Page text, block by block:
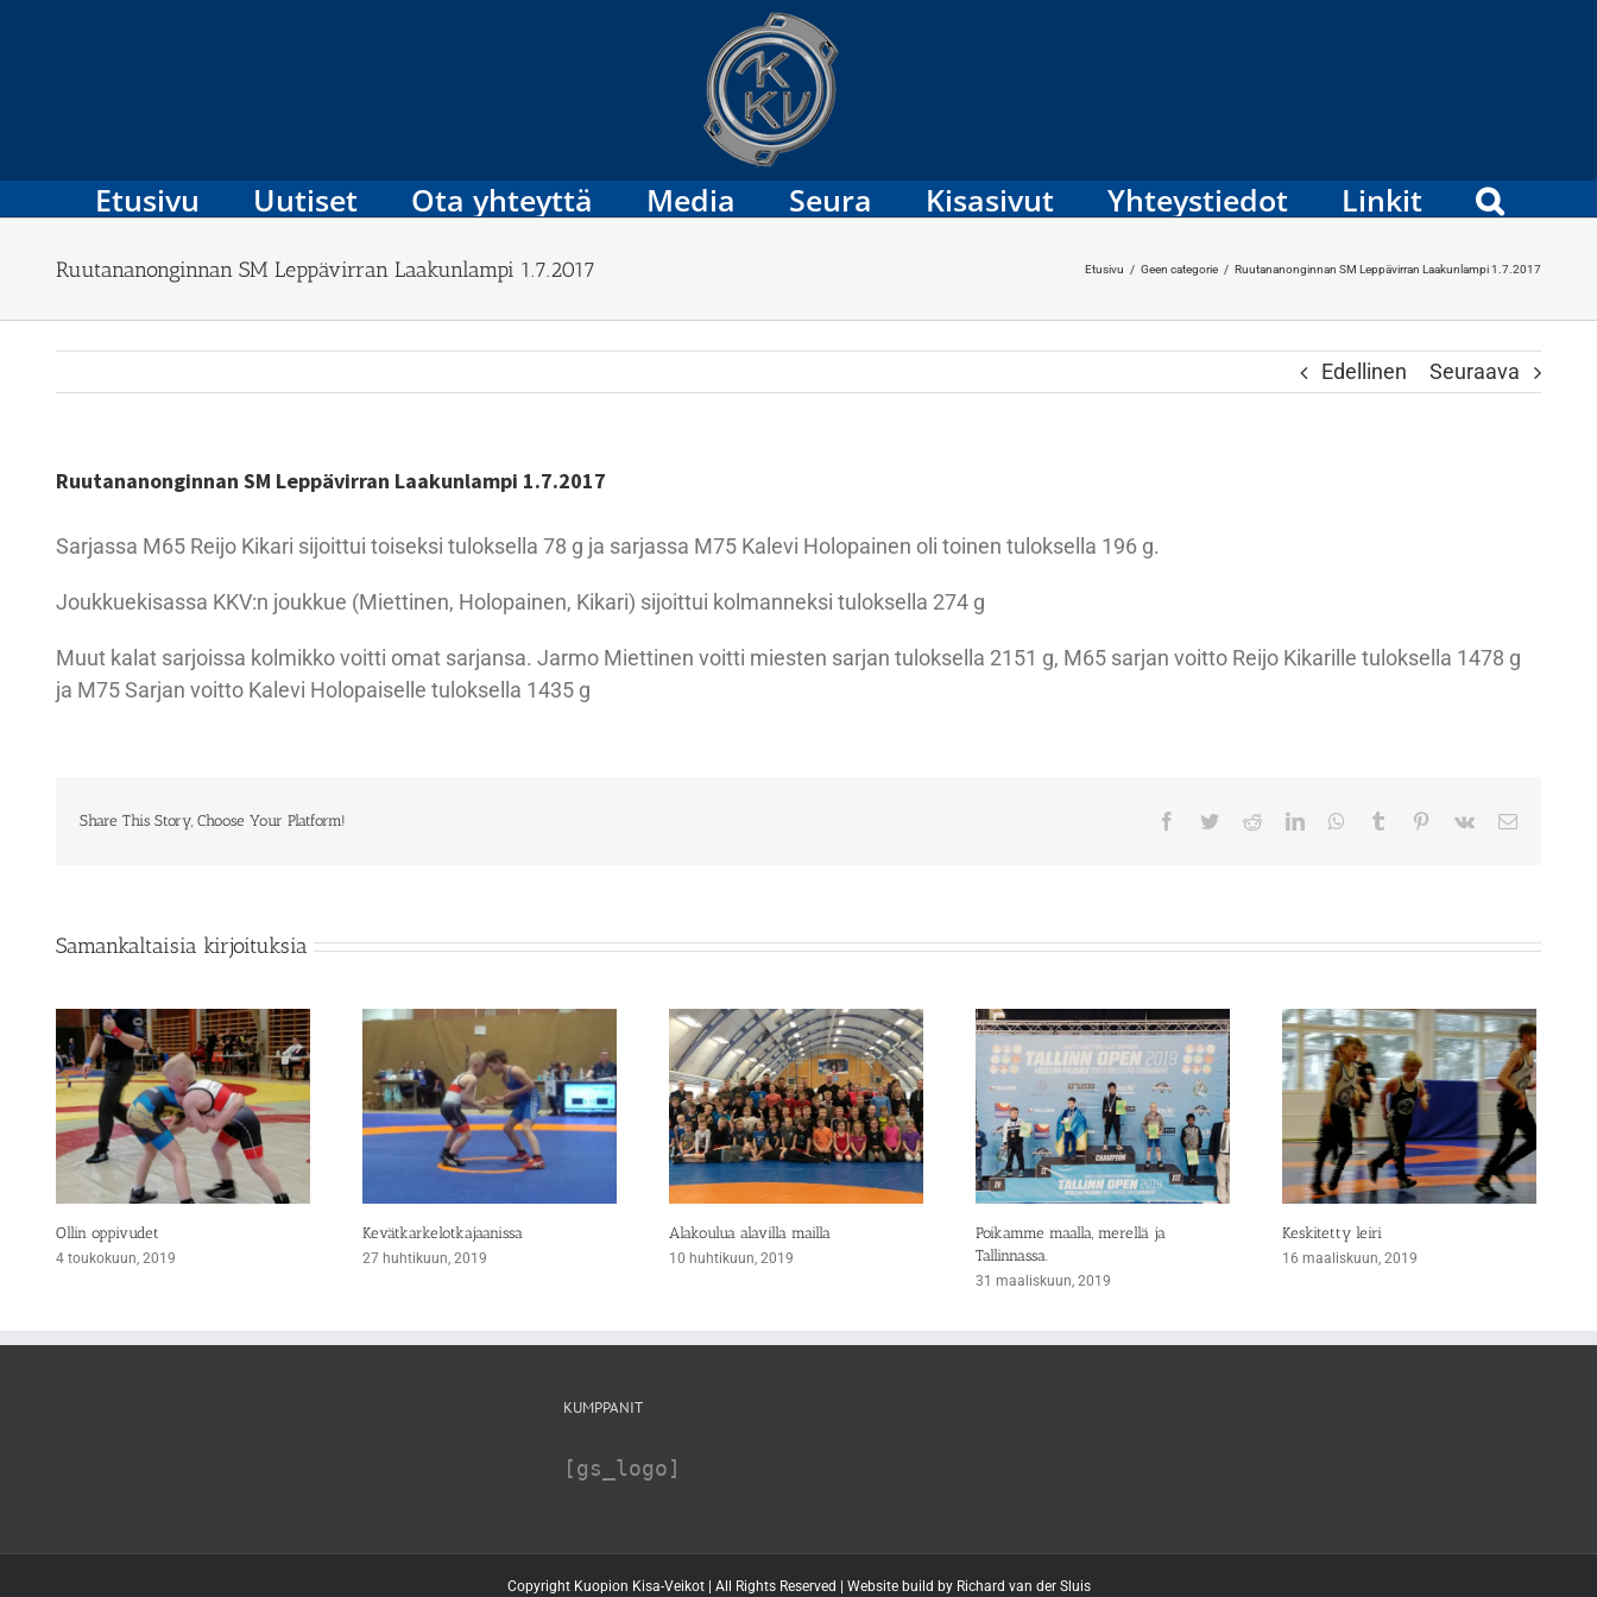
Etusivu Uutiset Ota yhteyttä Media Seura Kisasivut Yhteystiedot Linkit
Ruutananonginnan SM Leppävirran Laakunlampi 1.7.2017 Etusivu / Geen categorie / Ruutananonginnan SM Leppävirran Laakunlampi 1.7.2017
Edellinen Seuraava
Ruutananonginnan SM Leppävirran Laakunlampi 1.7.2017
Sarjassa M65 Reijo Kikari sijoittui toiseksi tuloksella 78 g ja sarjassa M75 Kalevi Holopainen oli toinen tuloksella 196 g.
Joukkuekisassa KKV:n joukkue (Miettinen, Holopainen, Kikari) sijoittui kolmanneksi tuloksella 274 g
Muut kalat sarjoissa kolmikko voitti omat sarjansa. Jarmo Miettinen voitti miesten sarjan tuloksella 2151 g, M65 sarjan voitto Reijo Kikarille tuloksella 1478 g
ja M75 Sarjan voitto Kalevi Holopaiselle tuloksella 1435 g
Share This Story, Choose Your Platform! Facebook
TwitterRedditLinkedInWhatsApp
Tumblr Pinterest
Vk
Samankaltaisia kirjoituksia
Ollin oppivudet
4 toukokuun, 2019
Kevätkarkelotkajaanissa
27 huhtikuun, 2019
Alakoulua alavilla mailla
10 huhtikuun, 2019
Poikamme maalla, merellä ja
Tallinnassa.
31 maaliskuun, 2019
Keskitetty leiri
16 maaliskuun, 2019
KUMPPANIT
[gs_logo]
Copyright Kuopion Kisa-Veikot | All Rights Reserved | Website build by Richard van der Sluis